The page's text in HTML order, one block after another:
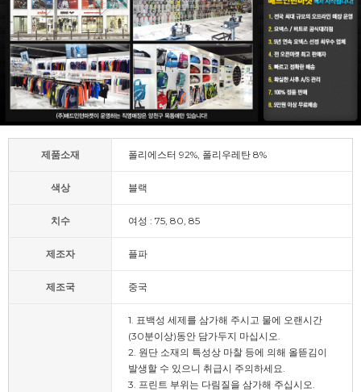
제품소재 폴리에스터 92%, 폴리우레탄 8%
색상 블랙
치수 여성 : 75, 80, 85
제조자 플파
제조국 중국
1. 표백성 세제를 삼가해 주시고 물에 오랜시간
(30분이상)동안 담가두지 마십시오.
2. 원단 소재의 특성상 마찰 등에 의해 올뜯김이
발생할 수 있으니 취급시 주의하세요.
3. 프린트 부위는 다림질을 삼가해 주십시오.